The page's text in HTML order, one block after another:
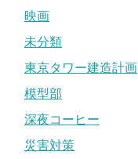
映画
未分類
東京タワー建造計画
模型部
深夜コーヒー
災害対策